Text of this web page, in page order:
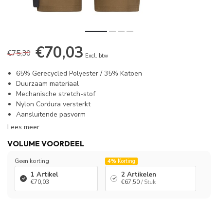
€75,30 €70,03 Excl. btw
65% Gerecycled Polyester / 35% Katoen
Duurzaam materiaal
Mechanische stretch-stof
Nylon Cordura versterkt
Aansluitende pasvorm
Lees meer
VOLUME VOORDEEL
Geen korting
1 Artikel
€70,03
4% Korting
2 Artikelen
€67,50/ Stuk